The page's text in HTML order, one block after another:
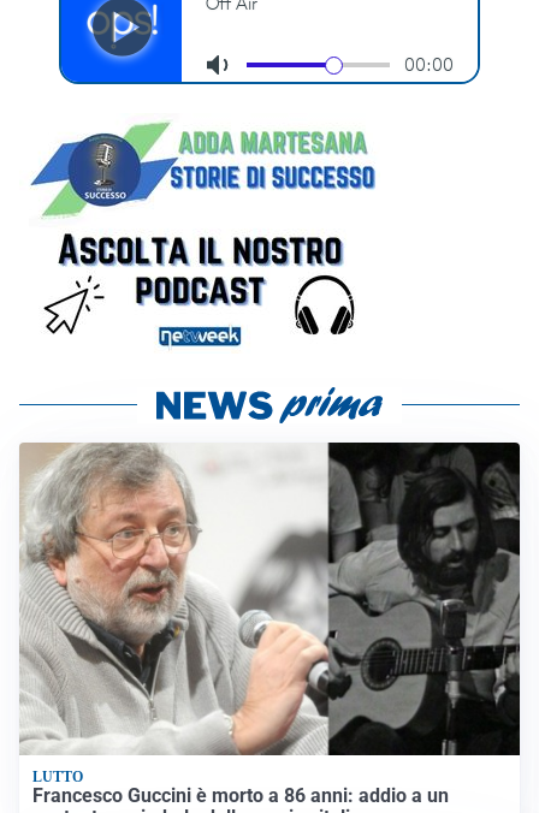
LUTTO
Francesco Guccini è morto a 86 anni: addio a un